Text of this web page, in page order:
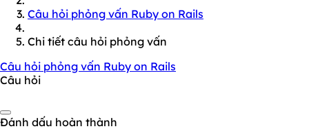
Câu hỏi phỏng vấn Ruby on Rails
Chi tiết câu hỏi phỏng vấn
Câu hỏi phỏng vấn Ruby on Rails
Câu hỏi
Đánh dấu hoàn thành